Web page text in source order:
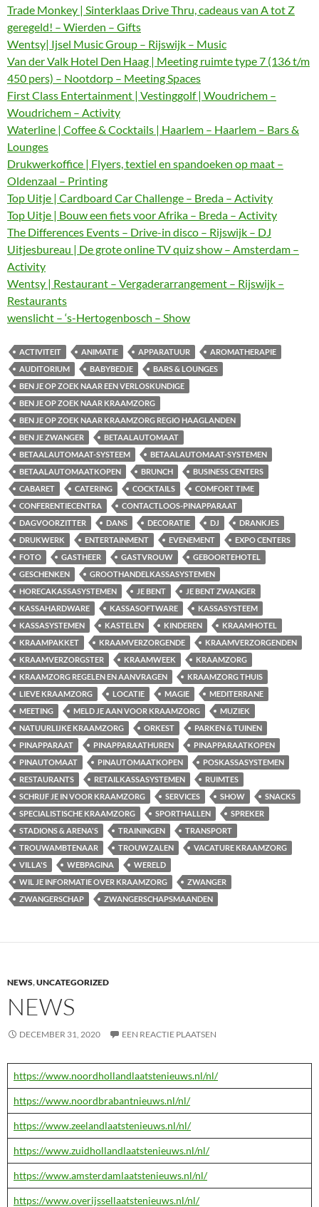
Trade Monkey | Sinterklaas Drive Thru, cadeaus van A tot Z
geregeld! – Wierden – Gifts
Wentsy| Ijsel Music Group – Rijswijk – Music
Van der Valk Hotel Den Haag | Meeting ruimte type 7 (136 t/m
450 pers) – Nootdorp – Meeting Spaces
First Class Entertainment | Vestinggolf | Woudrichem –
Woudrichem – Activity
Waterline | Coffee & Cocktails | Haarlem – Haarlem – Bars &
Lounges
Drukwerkoffice | Flyers, textiel en spandoeken op maat –
Oldenzaal – Printing
Top Uitje | Cardboard Car Challenge – Breda – Activity
Top Uitje | Bouw een fiets voor Afrika – Breda – Activity
The Differences Events – Drive-in disco – Rijswijk – DJ
Uitjesbureau | De grote online TV quiz show – Amsterdam –
Activity
Wentsy | Restaurant – Vergaderarrangement – Rijswijk –
Restaurants
wenslicht – ‘s-Hertogenbosch – Show
ACTIVITEIT ANIMATIE APPARATUUR
AROMATHERAPIE
AUDITORIUM
BABYBEDJE
BARS & LOUNGES
BEN JE OP ZOEK NAAR EEN VERLOSKUNDIGE
BEN JE OP ZOEK NAAR KRAAMZORG
BEN JE OP ZOEK NAAR KRAAMZORG REGIO HAAGLANDEN
BEN JE ZWANGER
BETAALAUTOMAAT
BETAALAUTOMAAT-SYSTEEM
BETAALAUTOMAAT-SYSTEMEN
BETAALAUTOMAATKOPEN
BRUNCH
BUSINESS CENTERS
CABARET
CATERING COCKTAILS
COMFORT TIME
CONFERENTIECENTRA
CONTACTLOOS-PINAPPARAAT
DAGVOORZITTER
DANS DECORATIE DJ
DRANKJES
DRUKWERK
ENTERTAINMENT EVENEMENT
EXPO CENTERS
FOTO
GASTHEER GASTVROUW
GEBOORTEHOTEL
GESCHENKEN
GROOTHANDELKASSASYSTEMEN
HORECAKASSASYSTEMEN
JE BENT
JE BENT ZWANGER
KASSAHARDWARE
KASSASOFTWARE
KASSASYSTEEM
KASSASYSTEMEN
KASTELEN KINDEREN
KRAAMHOTEL
KRAAMPAKKET
KRAAMVERZORGENDE
KRAAMVERZORGENDEN
KRAAMVERZORGSTER
KRAAMWEEK
KRAAMZORG
KRAAMZORG REGELEN EN AANVRAGEN
KRAAMZORG THUIS
LIEVE KRAAMZORG
LOCATIE MAGIE
MEDITERRANE
MEETING
MELD JE AAN VOOR KRAAMZORG
MUZIEK
NATUURLIJKE KRAAMZORG
ORKEST
PARKEN & TUINEN
PINAPPARAAT
PINAPPARAATHUREN
PINAPPARAATKOPEN
PINAUTOMAAT
PINAUTOMAATKOPEN
POSKASSASYSTEMEN
RESTAURANTS
RETAILKASSASYSTEMEN
RUIMTES
SCHRIJF JE IN VOOR KRAAMZORG
SERVICES SHOW
SNACKS
SPECIALISTISCHE KRAAMZORG
SPORTHALLEN
SPREKER
STADIONS & ARENA'S
TRAININGEN
TRANSPORT
TROUWAMBTENAAR
TROUWZALEN
VACATURE KRAAMZORG
VILLA'S
WEBPAGINA
WERELD
WIL JE INFORMATIE OVER KRAAMZORG
ZWANGER
ZWANGERSCHAP
ZWANGERSCHAPSMAANDEN
NEWS,UNCATEGORIZED
NEWS
DECEMBER 31, 2020 EEN REACTIE PLAATSEN
https://www.noordhollandlaatstenieuws.nl/nl/
https://www.noordbrabantnieuws.nl/nl/
https://www.zeelandlaatstenieuws.nl/nl/
https://www.zuidhollandlaatstenieuws.nl/nl/
https://www.amsterdamlaatstenieuws.nl/nl/
https://www.overijssellaatstenieuws.nl/nl/